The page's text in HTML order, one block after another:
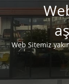
Web Sitemiz